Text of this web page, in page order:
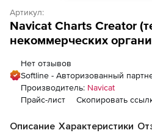
Артикул:
Navicat Charts Creator
некоммерческих
Нет отзывов
Softline - Авторизованный
Производитель: Navicat
Прайс-лист
Скопировать
Описание Характеристики